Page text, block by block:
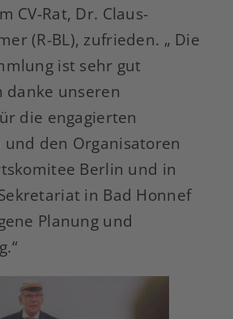
CV-Rat, Dr. Claus-
(R-BL), zufrieden. „ Die
ist sehr gut
danke unseren
die engagierten
und den Organisatoren
Berlin und in
in Bad Honnef
Planung und